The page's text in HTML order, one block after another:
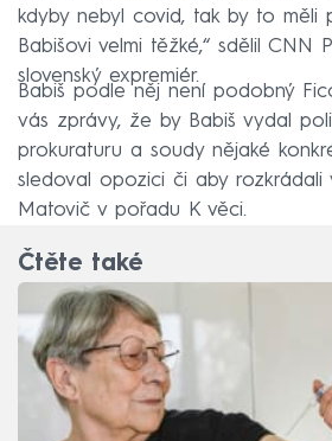
kdyby nebyl covid, tak by to měli
Babišovi velmi těžké,“ sdělil CNN
slovenský expremiér.
Babiš podle něj není podobný
vás zprávy, že by Babiš vydal
prokuraturu a soudy nějaké
sledoval opozici či aby rozkrádali
Matovič v pořadu K věci.
Čtěte také